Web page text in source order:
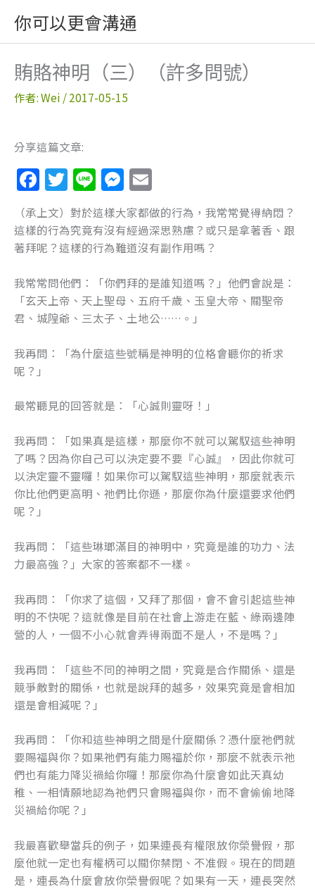
主
你可以更會溝通
賄賂神明（三）（許多問號）
作者:Wei /2017-05-15
分享這篇文章:
F
a
c
e
b
o
o
T
w
itt
er
Li
n
e
M
e
ss
e
n
g
er
m
ai
l
（承上文）對於這樣大家都做的行為，我常常覺得納悶？
這樣的行為究竟有沒有經過深思熟慮？或只是拿著香、跟
著拜呢？這樣的行為難道沒有副作用嗎？
我常常問他們：「你們拜的是誰知道嗎？」他們會說是：
「玄天上帝、天上聖母、五府千歲、玉皇大帝、關聖帝
君、城隍爺、三太子、土地公……。」
我再問：「為什麼這些號稱是神明的位格會聽你的祈求
呢？」
最常聽見的回答就是：「心誠則靈呀！」
我再問：「如果真是這樣，那麼你不就可以駕馭這些神明
了嗎？因為你自己可以決定要不要『心誠』，因此你就可
以決定靈不靈囉！如果你可以駕馭這些神明，那麼就表示
你比他們更高明、祂們比你遜，那麼你為什麼還要求他們
呢？」
我再問：「這些琳瑯滿目的神明中，究竟是誰的功力、法
力最高強？」大家的答案都不一樣。
我再問：「你求了這個，又拜了那個，會不會引起這些神
明的不快呢？這就像是目前在社會上游走在藍、綠兩邊陣
營的人，一個不小心就會弄得兩面不是人，不是嗎？」
我再問：「這些不同的神明之間，究竟是合作關係、還是
競爭敵對的關係，也就是說拜的越多，效果究竟是會相加
還是會相減呢？」
我再問：「你和這些神明之間是什麼關係？憑什麼祂們就
要賜福與你？如果祂們有能力賜福於你，那麼不就表示祂
們也有能力降災禍給你囉！那麼你為什麼會如此天真幼
稚、一相情願地認為祂們只會賜福與你，而不會偷偷地降
災禍給你呢？」
我最喜歡舉當兵的例子，如果連長有權限放你榮譽假，那
麼他就一定也有權柄可以關你禁閉、不准假。現在的問題
是，連長為什麼會放你榮譽假呢？如果有一天，連長突然